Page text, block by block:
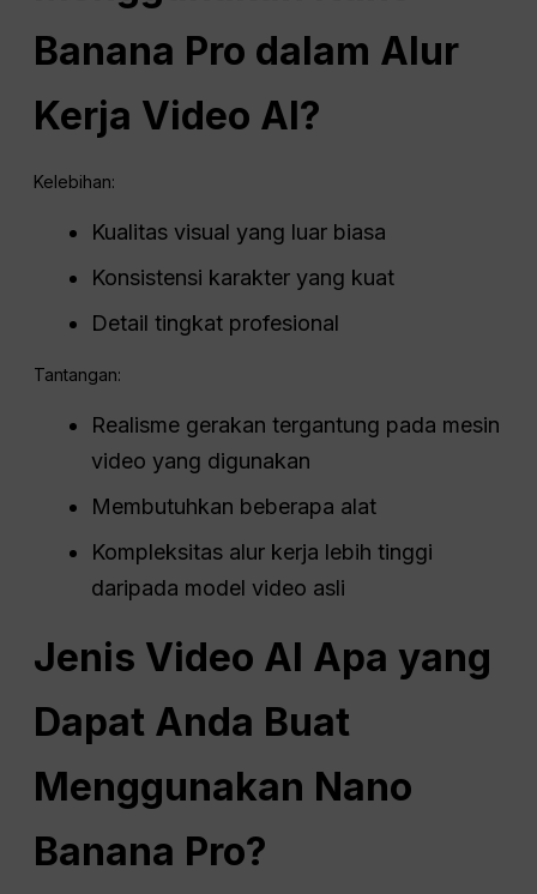
Banana Pro dalam Alur
Kerja Video AI?
Kelebihan:
Kualitas visual yang luar biasa
Konsistensi karakter yang kuat
Detail tingkat profesional
Tantangan:
Realisme gerakan tergantung pada mesin
video yang digunakan
Membutuhkan beberapa alat
Kompleksitas alur kerja lebih tinggi
daripada model video asli
Jenis Video AI Apa yang
Dapat Anda Buat
Menggunakan Nano
Banana Pro?